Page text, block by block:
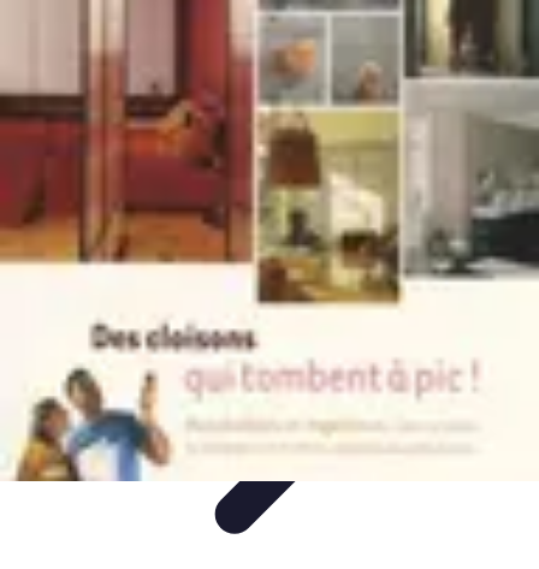
Mode Sportive Mode Professionnelle Mode
Éco-responsable
Habits Accessibles